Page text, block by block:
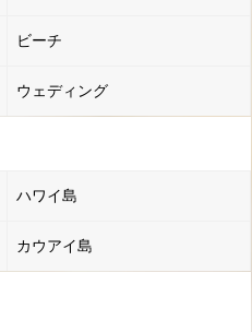
ビーチ
ウェディング
ハワイ島
カウアイ島